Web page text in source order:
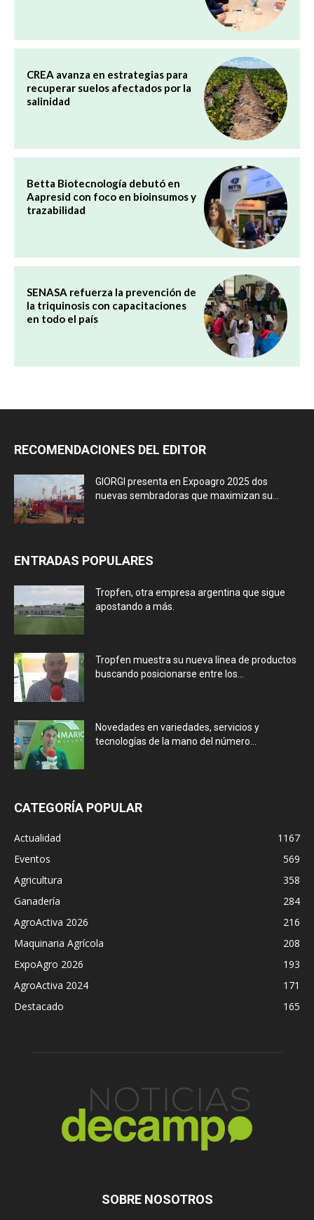
CREA avanza en estrategias para
recuperar suelos afectados por la
salinidad
Betta Biotecnología debutó en
Aapresid con foco en bioinsumos y
trazabilidad
SENASA refuerza la prevención de
la triquinosis con capacitaciones
en todo el país
RECOMENDACIONES DEL EDITOR
GIORGI presenta en Expoagro 2025 dos
nuevas sembradoras que maximizan su...
ENTRADAS POPULARES
Tropfen, otra empresa argentina que sigue
apostando a más.
Tropfen muestra su nueva línea de productos
buscando posicionarse entre los...
Novedades en variedades, servicios y
tecnologías de la mano del número...
CATEGORÍA POPULAR
Actualidad
1167
Eventos
569
Agricultura
358
Ganadería
284
AgroActiva 2026
216
Maquinaria Agrícola
208
ExpoAgro 2026
193
AgroActiva 2024
171
Destacado
165
SOBRE NOSOTROS